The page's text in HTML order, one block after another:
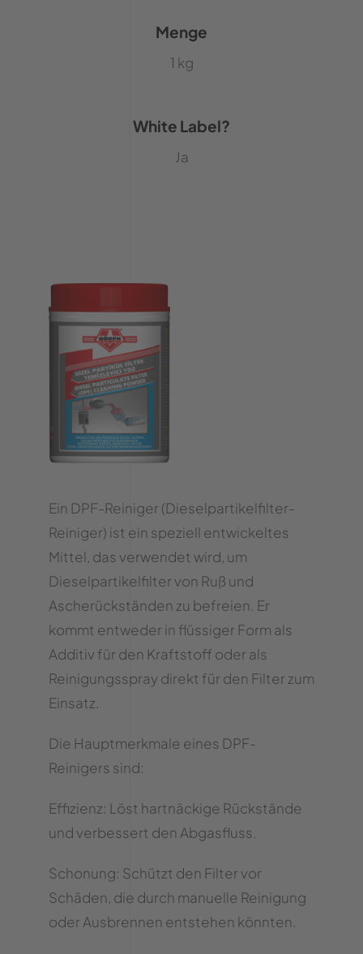
Menge
1 kg
White Label?
Ja
Ein DPF-Reiniger (Dieselpartikelfilter-
Reiniger) ist ein speziell entwickeltes
Mittel, das verwendet wird, um
Dieselpartikelfilter von Ruß und
Ascherückständen zu befreien. Er
kommt entweder in flüssiger Form als
Additiv für den Kraftstoff oder als
Reinigungsspray direkt für den Filter zum
Einsatz.
Die Hauptmerkmale eines DPF-
Reinigers sind:
Effizienz: Löst hartnäckige Rückstände
und verbessert den Abgasfluss.
Schonung: Schützt den Filter vor
Schäden, die durch manuelle Reinigung
oder Ausbrennen entstehen könnten.